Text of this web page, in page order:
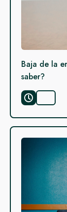
Baja de la
saber?